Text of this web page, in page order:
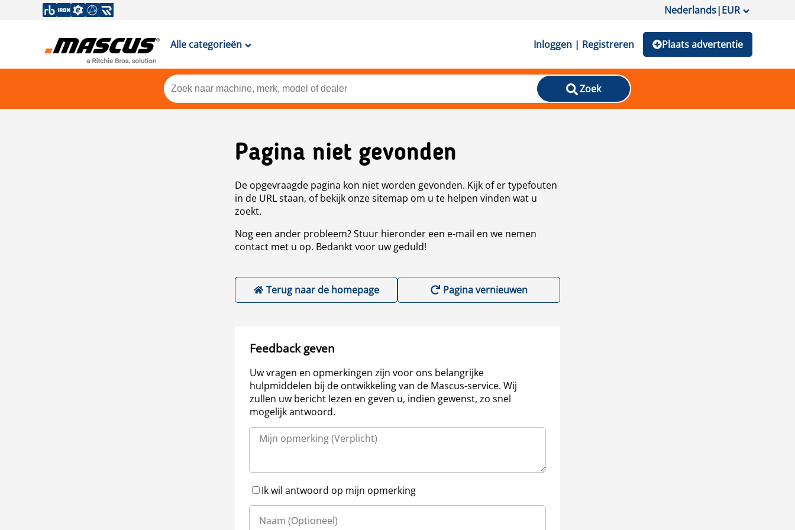
Nederlands|EUR
Alle categorieën Inloggen | Registreren Plaats advertentie
Zoek
Pagina niet gevonden
De opgevraagde pagina kon niet worden gevonden. Kijk of er typefouten
in de URL staan, of bekijk onze sitemap om u te helpen vinden wat u
zoekt.
Nog een ander probleem? Stuur hieronder een e-mail en we nemen
contact met u op. Bedankt voor uw geduld!
Terug naar de homepage Pagina vernieuwen
Feedback geven
Uw vragen en opmerkingen zijn voor ons belangrijke
hulpmiddelen bij de ontwikkeling van de Mascus-service. Wij
zullen uw bericht lezen en geven u, indien gewenst, zo snel
mogelijk antwoord.
Ik wil antwoord op mijn opmerking